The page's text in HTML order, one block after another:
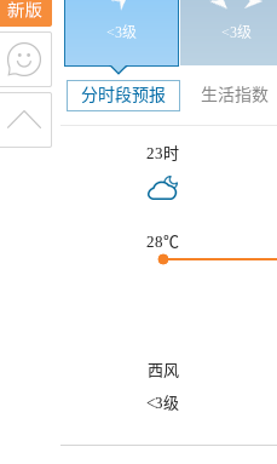
<3级 <3级
分时段预报 生活指数
23时
28℃
西风
<3级